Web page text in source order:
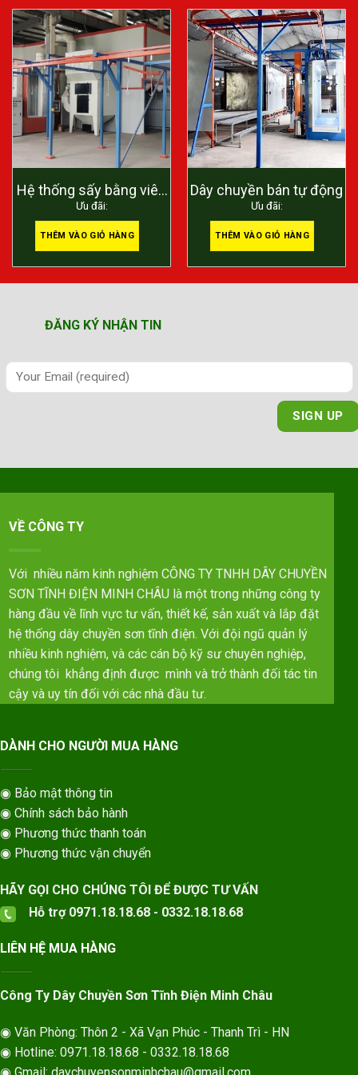
Hệ thống sấy bằng viên
nén củi
Ưu đãi:
THÊM VÀO GIỎ HÀNG
Dây chuyền bán tự động
Ưu đãi:
THÊM VÀO GIỎ HÀNG
ĐĂNG KÝ NHẬN TIN
VỀ CÔNG TY
Với nhiều năm kinh nghiệm CÔNG TY TNHH DÂY CHUYỀN
SƠN TĨNH ĐIỆN MINH CHÂU là một trong những công ty
hàng đầu về lĩnh vực tư vấn, thiết kế, sản xuất và lắp đặt
hệ thống dây chuyền sơn tĩnh điện. Với đội ngũ quản lý
nhiều kinh nghiệm, và các cán bộ kỹ sư chuyên nghiệp,
chúng tôi khẳng định được mình và trở thành đối tác tin
cậy và uy tín đối với các nhà đầu tư.
DÀNH CHO NGƯỜI MUA HÀNG
◉ Bảo mật thông tin
◉ Chính sách bảo hành
◉ Phương thức thanh toán
◉ Phương thức vận chuyển
HÃY GỌI CHO CHÚNG TÔI ĐỂ ĐƯỢC TƯ VẤN
Hỗ trợ 0971.18.18.68 - 0332.18.18.68
LIÊN HỆ MUA HÀNG
Công Ty Dây Chuyền Sơn Tĩnh Điện Minh Châu
◉ Văn Phòng: Thôn 2 - Xã Vạn Phúc - Thanh Trì - HN
◉ Hotline: 0971.18.18.68 - 0332.18.18.68